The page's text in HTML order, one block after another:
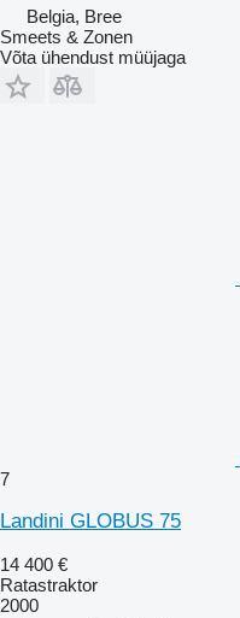
Belgia, Bree
Smeets & Zonen
Võta ühendust müüjaga
7
Landini GLOBUS 75
14 400 €
Ratastraktor
2000